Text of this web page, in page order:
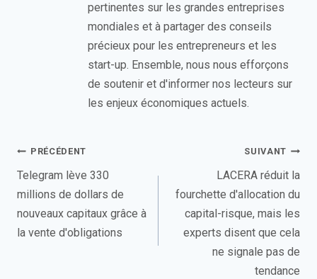
pertinentes sur les grandes entreprises
mondiales et à partager des conseils
précieux pour les entrepreneurs et les
start-up. Ensemble, nous nous efforçons
de soutenir et d'informer nos lecteurs sur
les enjeux économiques actuels.
Navigation
de
l’article
PRÉCÉDENT
Telegram lève 330
millions de dollars de
nouveaux capitaux grâce à
la vente d'obligations
SUIVANT
LACERA réduit la
fourchette d'allocation du
capital-risque, mais les
experts disent que cela
ne signale pas de
tendance